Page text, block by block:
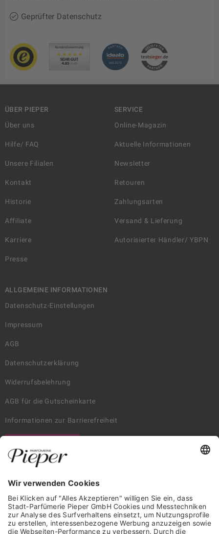
Geprüfter Datenschutz
ÜBER PIEPER
Über uns
Hilfe/ FAQ
Unsere Filialen
Kontakt
Historie
Affiliate
Karriere
Presse
SERVICE
Online-Magazin
Aktuelle Informationen
Newsletter
Retouren
Zahlungsarten
Versand & Lieferung
Autorisierter Händler/ YBPN
ALLGEMEINE INFORMATIONEN
Datenschutz-Einstellungen
Impressum
AGB
Datenschutzerklärung
Widerrufsbelehrung
AGB für die Gutscheinkarte
Informationen zur Barrierefreiheit